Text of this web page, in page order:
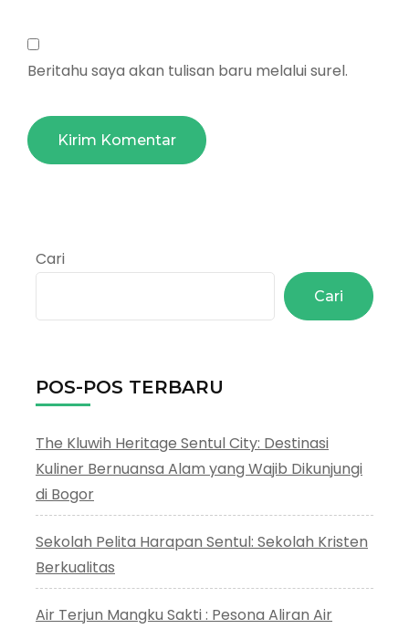
Beritahu saya akan tulisan baru melalui surel.
Cari
Cari
POS-POS TERBARU
The Kluwih Heritage Sentul City: Destinasi
Kuliner Bernuansa Alam yang Wajib Dikunjungi
di Bogor
Sekolah Pelita Harapan Sentul: Sekolah Kristen
Berkualitas
Air Terjun Mangku Sakti : Pesona Aliran Air